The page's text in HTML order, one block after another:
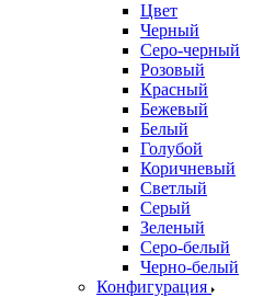
Цвет
Черный
Серо-черный
Розовый
Красный
Бежевый
Белый
Голубой
Коричневый
Светлый
Серый
Зеленый
Серо-белый
Черно-белый
Конфигурация